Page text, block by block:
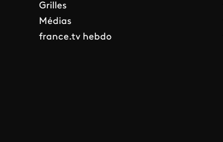
Grilles
Médias
france.tv hebdo